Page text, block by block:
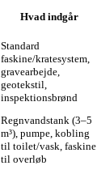
Hvad indgår
Standard
faskine/kratesystem,
gravearbejde,
geotekstil,
inspektionsbrønd
Regnvandstank (3–5
m³), pumpe, kobling
til toilet/vask, faskine
til overløb